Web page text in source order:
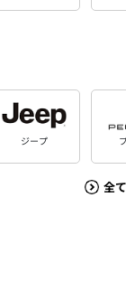
ジープ
全